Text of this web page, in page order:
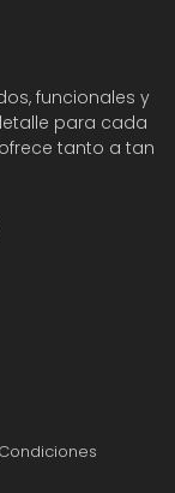
funcionales y
para cada
tanto a tan